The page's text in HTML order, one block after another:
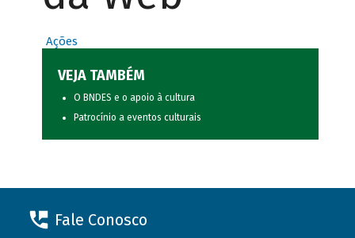
Ações
VEJA TAMBÉM
O BNDES e o apoio à cultura
Patrocínio a eventos culturais
Fale Conosco